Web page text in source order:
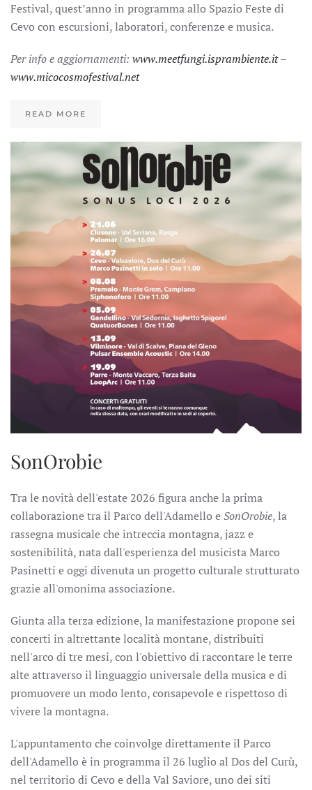
Festival, quest’anno in programma allo Spazio Feste di
Cevo con escursioni, laboratori, conferenze e musica.
Per info e aggiornamenti: www.meetfungi.isprambiente.it–
www.micocosmofestival.net
READ MORE
SonOrobie
Tra le novità dell'estate 2026 figura anche la prima
collaborazione tra il Parco dell'Adamello eSonOrobie, la
rassegna musicale che intreccia montagna, jazz e
sostenibilità, nata dall'esperienza del musicista Marco
Pasinetti e oggi divenuta un progetto culturale strutturato
grazie all'omonima associazione.
Giunta alla terza edizione, la manifestazione propone sei
concerti in altrettante località montane, distribuiti
nell'arco di tre mesi, con l'obiettivo di raccontare le terre
alte attraverso il linguaggio universale della musica e di
promuovere un modo lento, consapevole e rispettoso di
vivere la montagna.
L'appuntamento che coinvolge direttamente il Parco
dell'Adamello è in programma il 26 luglio al Dos del Curù,
nel territorio di Cevo e della Val Saviore, uno dei siti